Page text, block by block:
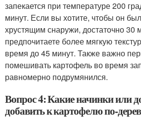
запекается при температуре 200
минут. Если вы хотите, чтобы он
хрустящим снаружи, достаточно 30
предпочитаете более мягкую
время до 45 минут. Также важно
помешивать картофель во время
равномерно подрумянился.
Вопрос 4: Какие начинки или
добавить к картофелю по-